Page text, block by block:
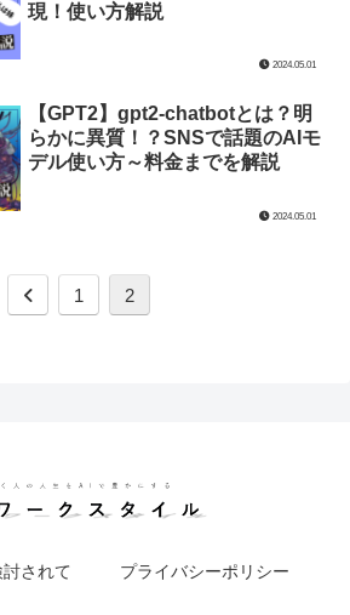
現！使い方解説
2024.05.01
【GPT2】gpt2-chatbotとは？明
らかに異質！？SNSで話題のAIモ
デル使い方～料金までを解説
2024.05.01
前
1 2
されて
プライバシーポリシー